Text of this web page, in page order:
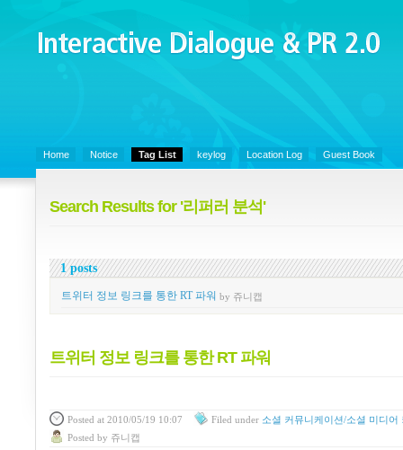
Interactive Dialogue &
PR 2.0
Home Notice Tag List keylog Location Log Guest Book
Search Results for '리퍼러 분석'
1 posts
트위터 정보 링크를 통한 RT 파워 by 쥬니캡
트위터 정보 링크를 통한 RT 파워
Posted at 2010/05/19 10:07 Filed under 소셜 커뮤니케이션/소셜 미디어
Posted by 쥬니캡